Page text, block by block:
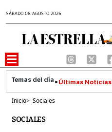
SÁBADO 08 AGOSTO 2026
Últimas Noticias
Inicio> Sociales
SOCIALES